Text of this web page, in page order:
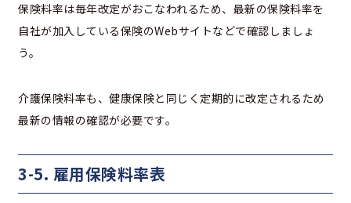
保険料率は毎年改定がおこなわれるため、 最新の保険料率を
自社が加入している保険のWebサイトなどで確認しましょ
う。
介護保険料率も、健康保険と同じく定期的に改定されるため
最新の情報の確認が必要です。
3-5. 雇用保険料率表